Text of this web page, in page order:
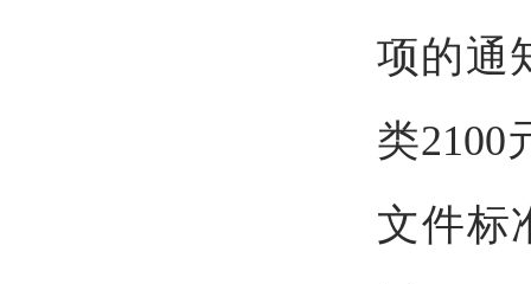
项的通
类2100
文件标